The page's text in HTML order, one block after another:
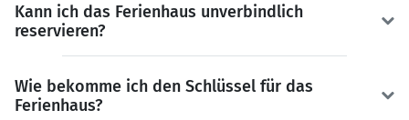
Kann ich das Ferienhaus unverbindlich
reservieren?
Wie bekomme ich den Schlüssel für das
Ferienhaus?